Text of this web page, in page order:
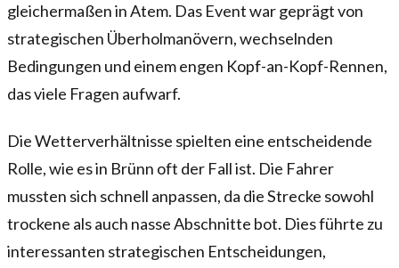
gleichermaßen in Atem. Das Event war geprägt von
strategischen Überholmanövern, wechselnden
Bedingungen und einem engen Kopf-an-Kopf-Rennen,
das viele Fragen aufwarf.
Die Wetterverhältnisse spielten eine entscheidende
Rolle, wie es in Brünn oft der Fall ist. Die Fahrer
mussten sich schnell anpassen, da die Strecke sowohl
trockene als auch nasse Abschnitte bot. Dies führte zu
interessanten strategischen Entscheidungen,